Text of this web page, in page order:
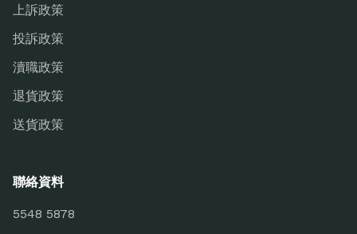
上訴政策
投訴政策
瀆職政策
退貨政策
送貨政策
聯絡資料
5548 5878